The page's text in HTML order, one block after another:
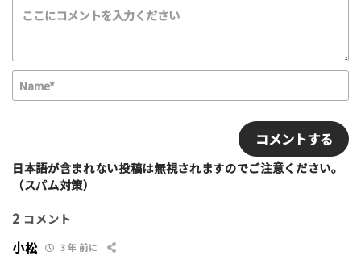
該当する項目を選択して下さい（複数可能）
セクション多い
セクション少ない
ニックネーム （任意/公開）
N
*
i日本語が含まれない投稿は無視されますのでご注意ください。
（スパム対策）
2 コメント
小松 3 年 前に